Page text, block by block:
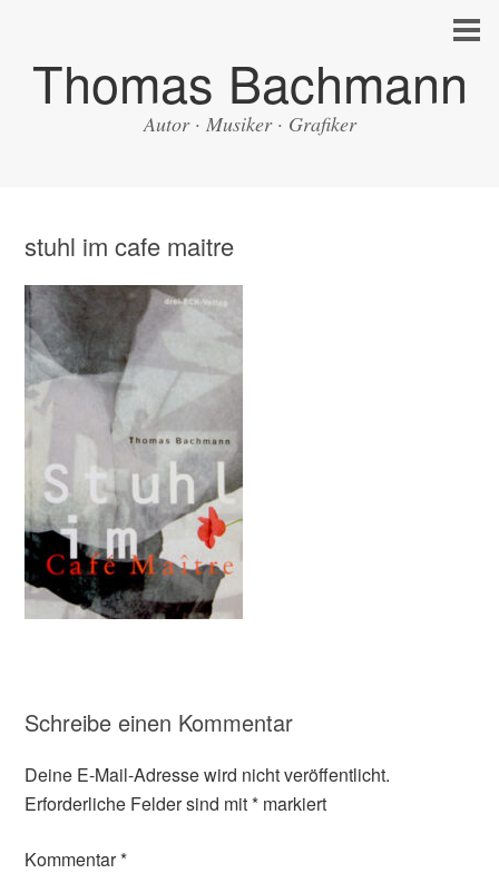
Thomas Bachmann
Autor · Musiker · Grafiker
stuhl im cafe maitre
Schreibe einen Kommentar
Deine E-Mail-Adresse wird nicht veröffentlicht.
Erforderliche Felder sind mit* markiert
Kommentar*